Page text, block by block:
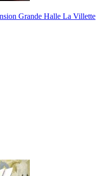
Grande Halle La Villette